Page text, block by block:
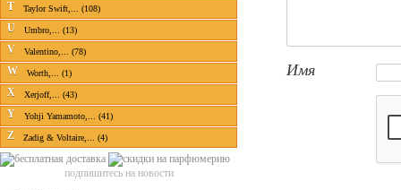
T Taylor Swift,... (108)
U Umbro,... (13)
V Valentino,... (78)
W Worth,... (1)
X Xerjoff,... (43)
Y Yohji Yamamoto,... (41)
Z Zadig & Voltaire,... (4)
подпишитесь на новости
Имя